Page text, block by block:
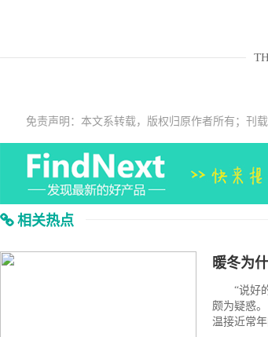
免责声明：本文系转载，版权归原作者所有；刊
相关热点
暖冬为
“说好的
颇为疑惑
温接近常